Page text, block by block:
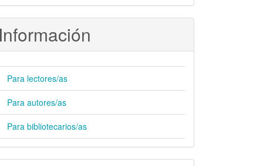
Para lectores/as
Para autores/as
Para bibliotecarios/as